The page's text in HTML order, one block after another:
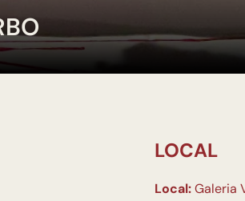
LOCAL
Local:Galeria